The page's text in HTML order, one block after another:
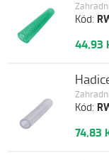
Kód:
44,93
Kód:
74,83